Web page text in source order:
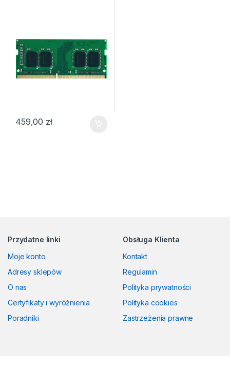
459,00 zł
Przydatne linki
Moje konto
Adresy sklepów
O nas
Certyfikaty i wyróżnienia
Poradniki
Obsługa Klienta
Kontakt
Regulamin
Polityka prywatności
Polityka cookies
Zastrzeżenia prawne